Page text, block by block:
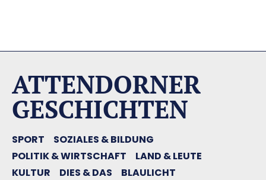
ATTENDORNER
GESCHICHTEN
SPORT
SOZIALES & BILDUNG
POLITIK & WIRTSCHAFT
LAND & LEUTE
KULTUR
DIES & DAS BLAULICHT